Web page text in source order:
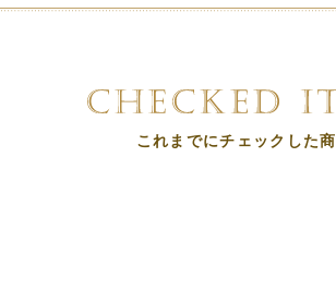
これまでにチェックした